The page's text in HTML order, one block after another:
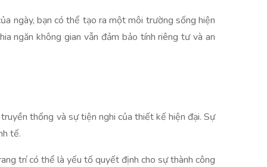
ngày, bạn có thể tạo ra một môi trường sống hiện
ngăn không gian vẫn đảm bảo tính riêng tư và an
thống và sự tiện nghi của thiết kế hiện đại. Sự
tế.
trí có thể là yếu tố quyết định cho sự thành công